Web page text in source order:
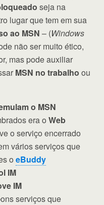
seja na
lugar que tem em sua
ao MSN – (Windows
não ser muito ético,
mas pode auxiliar
MSN no trabalho ou
o MSN
era o Web
o serviço encerrado
vários serviços que
o eBuddy
IM
IM
serviços que